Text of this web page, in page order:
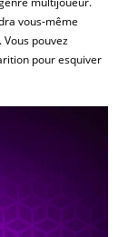
vous-même
pouvez
pour esquiver